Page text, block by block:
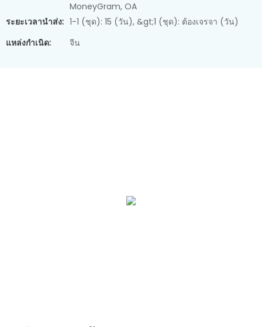
MoneyGram, OA
ระยะเวลานำส่ง: 1-1 (ชุด): 15 (วัน), &gt;1 (ชุด): ต้องเจรจา (วัน)
แหล่งกำเนิด:
จีน